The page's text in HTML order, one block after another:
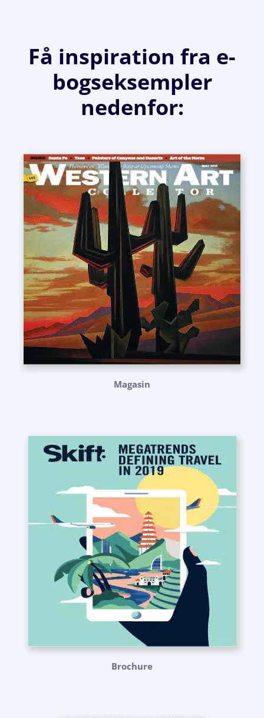
Få inspiration fra e-
bogseksempler
nedenfor:
Magasin
Brochure